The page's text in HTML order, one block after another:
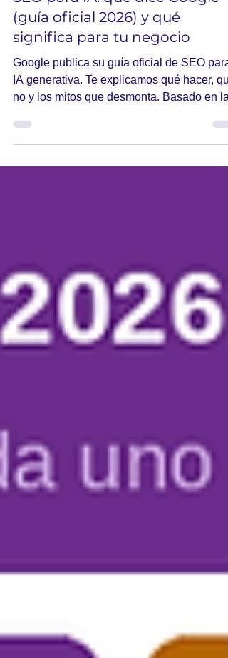
seo
SEO para IA: qué dice Google
(guía oficial 2026) y qué
significa para tu negocio
IA generativa. Te explicamos qué hacer,
no y los mitos que desmonta. Basado en la